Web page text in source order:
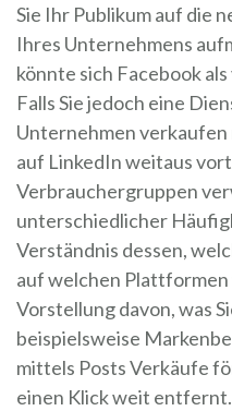
Sie Ihr Publikum auf die
Ihres Unternehmens
könnte sich Facebook
Falls Sie jedoch eine
Unternehmen verkaufen
auf LinkedIn weitaus
Verbrauchergruppen
unterschiedlicher
Verständnis dessen,
auf welchen
Vorstellung davon, was
beispielsweise
mittels Posts Verkäufe
einen Klick weit entfernt.